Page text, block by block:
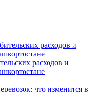
расходов и